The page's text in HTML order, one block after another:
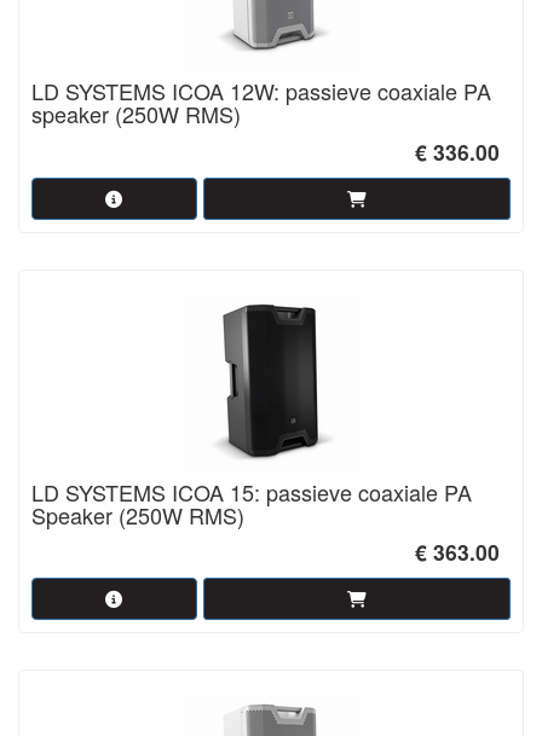
LD SYSTEMS ICOA 12W: passieve coaxiale PA
speaker (250W RMS)
€ 336.00
LD SYSTEMS ICOA 15: passieve coaxiale PA
Speaker (250W RMS)
€ 363.00